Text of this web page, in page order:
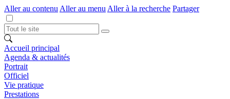
Aller au contenu Aller au menu Aller à la recherche Partager
Accueil principal
Agenda & actualités
Portrait
Officiel
Vie pratique
Prestations